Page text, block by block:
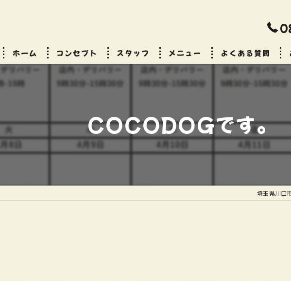
ホーム コンセプト
サービス
スタッフ メニュー よくある質問
COCODOGです。
埼玉県川口